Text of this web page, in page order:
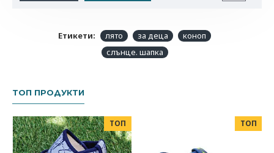
Fresk в същия дизайнс морско конче.
Етикети: лято за деца
коноп
слънце. шапка
ТОП ПРОДУКТИ
ТОП ТОП